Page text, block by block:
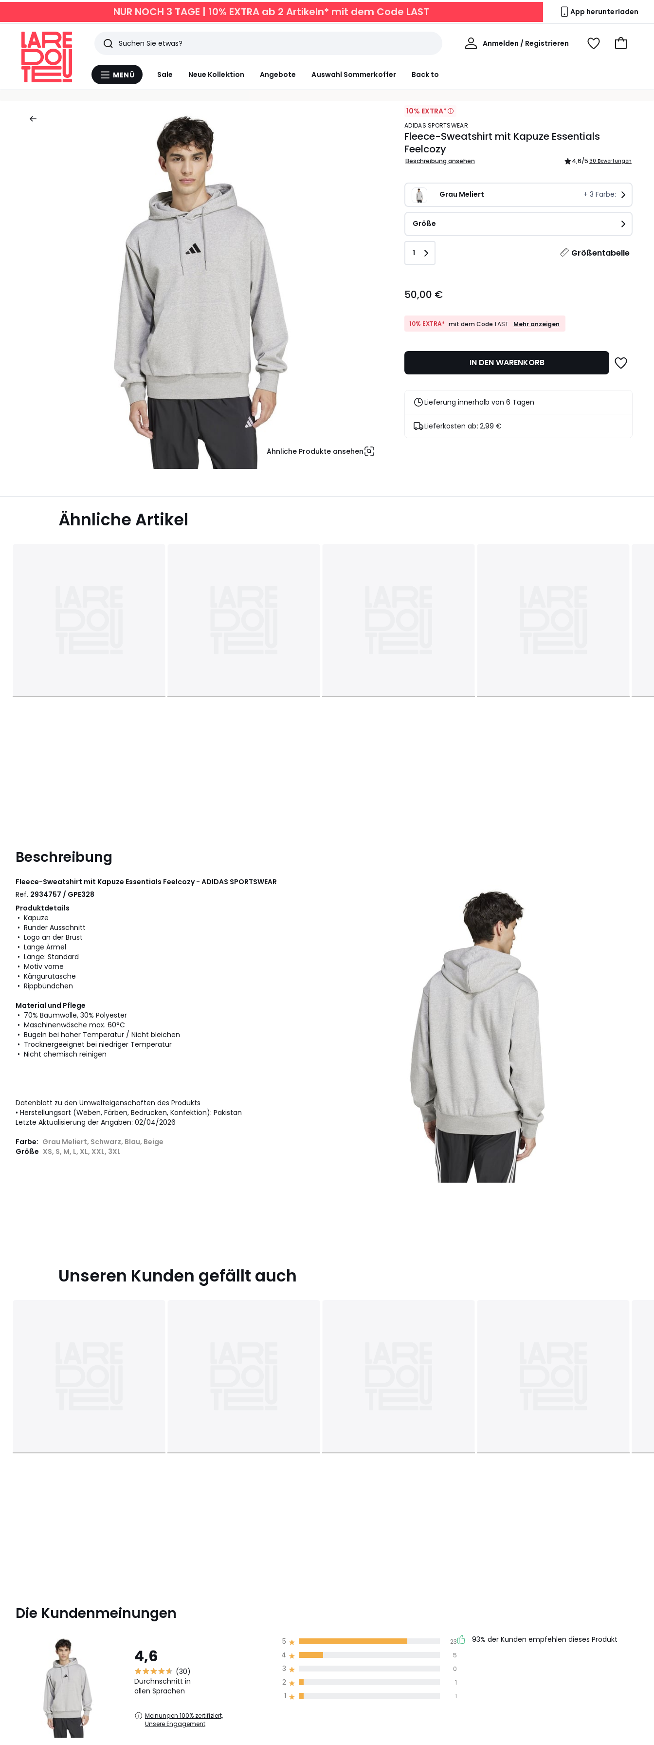
NUR NOCH 3 TAGE | 10% EXTRA ab 2 Artikeln* mit dem Code LAST App herunterladen
Menü
MENÜ Sale Neue Kollektion Angebote Auswahl Sommerkoffer Back to
Suchen
Zuletzt
angesehen
Anmelden / Registrieren
Willkommen
Voir
Zum
Ähnliche Produkte ansehen
10% EXTRA*
ADIDAS SPORTSWEAR
Fleece-Sweatshirt mit Kapuze Essentials
Feelcozy
Beschreibung ansehen 4,6/5 30 Bewertungen
Grau Meliert + 3 Farbe:
Größe
Größentabelle
Anzahl
1
€.
50,00 €
10% EXTRA* mit dem Code LAST
10%
LAST
Mehr anzeigen
IN DEN WARENKORB
Lieferung innerhalb von 6 Tagen
Lieferkosten ab:2,99 €
Ähnliche Artikel
Beschreibung
Fleece-Sweatshirt mit Kapuze Essentials Feelcozy - ADIDAS SPORTSWEAR
Ref. 2934757 / GPE328
Produktdetails
• Kapuze
• Runder Ausschnitt
• Logo an der Brust
• Lange Ärmel
• Länge: Standard
• Motiv vorne
• Kängurutasche
• Rippbündchen
Material und Pflege
• 70% Baumwolle, 30% Polyester
• Maschinenwäsche max. 60°C
• Bügeln bei hoher Temperatur / Nicht bleichen
• Trocknergeeignet bei niedriger Temperatur
• Nicht chemisch reinigen
Datenblatt zu den Umwelteigenschaften des Produkts
• Herstellungsort (Weben, Färben, Bedrucken, Konfektion): Pakistan
Letzte Aktualisierung der Angaben: 02/04/2026
Farbe: Grau Meliert, Schwarz, Blau, Beige
Größe XS, S, M, L, XL, XXL, 3XL
Unseren Kunden gefällt auch
Die Kundenmeinungen
4,6
(30)
Durchnschnitt in
allen Sprachen
Meinungen 100% zertifiziert,
Unsere Engagement
1 1
2 1
3 0
4 5
5 23 93% der Kunden empfehlen dieses Produkt